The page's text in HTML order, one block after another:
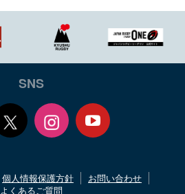
SNS
ube
個人情報保護方針
お問い合わせ
よくあるご質問